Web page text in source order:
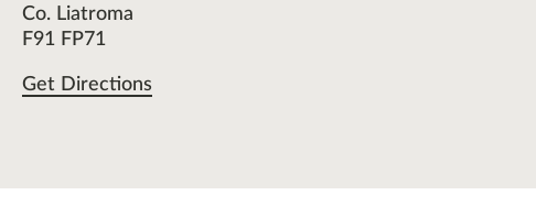
Co. Liatroma
F91 FP71
Get Directions